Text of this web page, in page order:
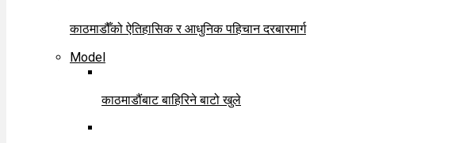
काठमाडौँको ऐतिहासिक र आधुनिक पहिचान दरबारमार्ग
Model
काठमाडौंबाट बाहिरिने बाटो खुले